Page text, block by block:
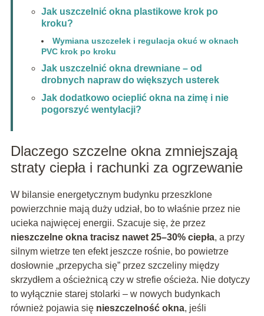
Jak uszczelnić okna plastikowe krok po
kroku?
Wymiana uszczelek i regulacja okuć w oknach
PVC krok po kroku
Jak uszczelnić okna drewniane – od
drobnych napraw do większych usterek
Jak dodatkowo ocieplić okna na zimę i nie
pogorszyć wentylacji?
Dlaczego szczelne okna zmniejszają
straty ciepła i rachunki za ogrzewanie
W bilansie energetycznym budynku przeszklone
powierzchnie mają duży udział, bo to właśnie przez nie
ucieka najwięcej energii. Szacuje się, że przez
nieszczelne okna tracisz nawet 25–30% ciepła, a przy
silnym wietrze ten efekt jeszcze rośnie, bo powietrze
dosłownie „przepycha się” przez szczeliny między
skrzydłem a ościeżnicą czy w strefie ościeża. Nie dotyczy
to wyłącznie starej stolarki – w nowych budynkach
również pojawia się nieszczelność okna, jeśli